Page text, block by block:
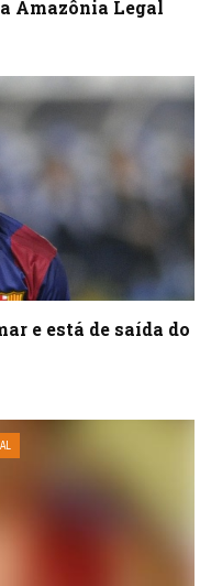
Amazônia Legal
e está de saída do